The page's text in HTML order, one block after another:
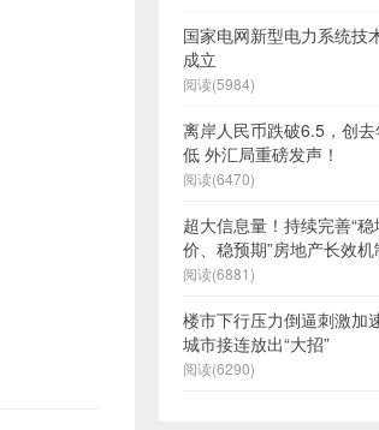
国家电网新型电力系统技
成立
阅读(5984)
离岸人民币跌破6.5，创
低 外汇局重磅发声！
阅读(6470)
超大信息量！持续完善“
价、稳预期”房地产长效机
阅读(6881)
楼市下行压力倒逼刺激加
城市接连放出“大招”
阅读(6290)